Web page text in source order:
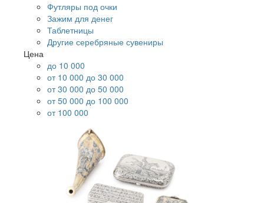
Футляры под очки
Зажим для денег
Таблетницы
Другие серебряные сувениры
Цена
до 10 000
от 10 000 до 30 000
от 30 000 до 50 000
от 50 000 до 100 000
от 100 000